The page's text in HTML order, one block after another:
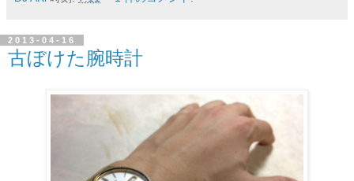
2013-04-16
古ぼけた腕時計